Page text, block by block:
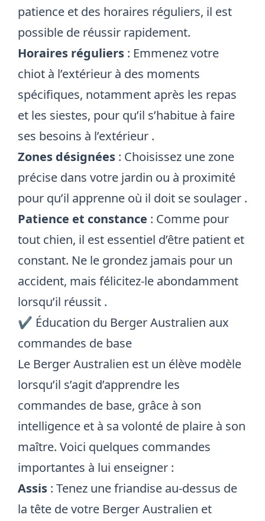
patience et des horaires réguliers, il est
possible de réussir rapidement.
Horaires réguliers : Emmenez votre
chiot à l’extérieur à des moments
spécifiques, notamment après les repas
et les siestes, pour qu’il s’habitue à faire
ses besoins à l’extérieur .
Zones désignées : Choisissez une zone
précise dans votre jardin ou à proximité
pour qu’il apprenne où il doit se soulager .
Patience et constance : Comme pour
tout chien, il est essentiel d’être patient et
constant. Ne le grondez jamais pour un
accident, mais félicitez-le abondamment
lorsqu’il réussit .
✔️ Éducation du Berger Australien aux
commandes de base
Le Berger Australien est un élève modèle
lorsqu’il s’agit d’apprendre les
commandes de base, grâce à son
intelligence et à sa volonté de plaire à son
maître. Voici quelques commandes
importantes à lui enseigner :
Assis : Tenez une friandise au-dessus de
la tête de votre Berger Australien et